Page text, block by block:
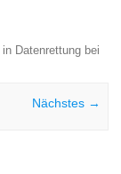
in Datenrettung bei
Nächstes →